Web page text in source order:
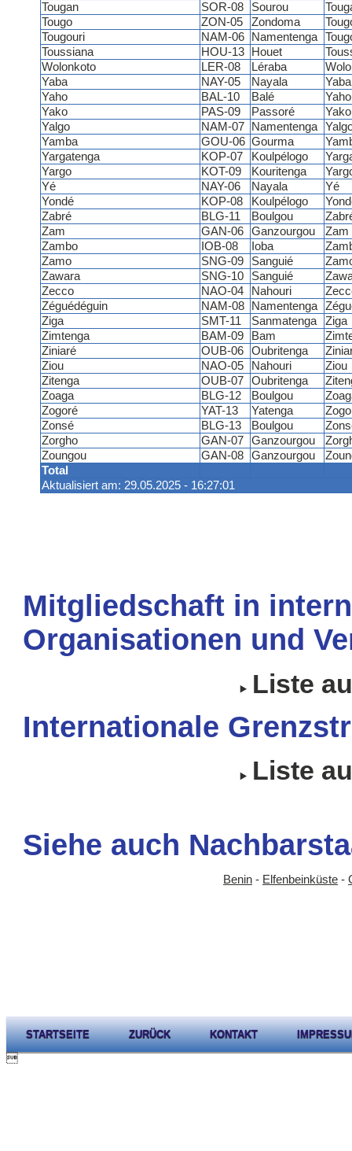
Total
Aktualisiert am: 29.05.2025 - 16:27:01
Tougan
SOR-08 Sourou
Tougo
ZON-05 Zondoma
Tougouri
NAM-06 Namentenga
Toussiana
HOU-13 Houet
Wolonkoto
LER-08 Léraba
Yaba
NAY-05 Nayala
Yaba
Yaho
BAL-10 Balé
Yaho
Yako
PAS-09 Passoré
Yako
Yalgo
NAM-07 Namentenga
Yamba
GOU-06 Gourma
Yargatenga
KOP-07 Koulpélogo
Yargo
KOT-09 Kouritenga
Yé
NAY-06 Nayala
Yé
Yondé
KOP-08 Koulpélogo
Zabré
BLG-11 Boulgou
Zam
GAN-06 Ganzourgou
Zam
Zambo
IOB-08 Ioba
Zamo
SNG-09 Sanguié
Zawara
SNG-10 Sanguié
Zecco
NAO-04 Nahouri
Zéguédéguin
NAM-08 Namentenga
Ziga
SMT-11 Sanmatenga
Ziga
Zimtenga
BAM-09 Bam
Ziniaré
OUB-06 Oubritenga
Ziou
NAO-05 Nahouri
Ziou
Zitenga
OUB-07 Oubritenga
Zoaga
BLG-12 Boulgou
Zogoré
YAT-13 Yatenga
Zonsé
BLG-13 Boulgou
Zorgho
GAN-07 Ganzourgou
Zoungou
GAN-08 Ganzourgou
Mitgliedschaft in
Organisationen und
Liste
Internationale
Liste
Siehe auch
Benin - Elfenbeinküste -
STARTSEITE ZURÜCK KONTAKT
